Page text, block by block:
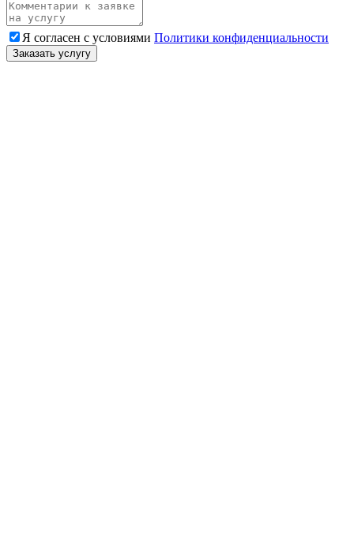
Я согласен с условиями Политики конфиденциальности
Заказать услугу